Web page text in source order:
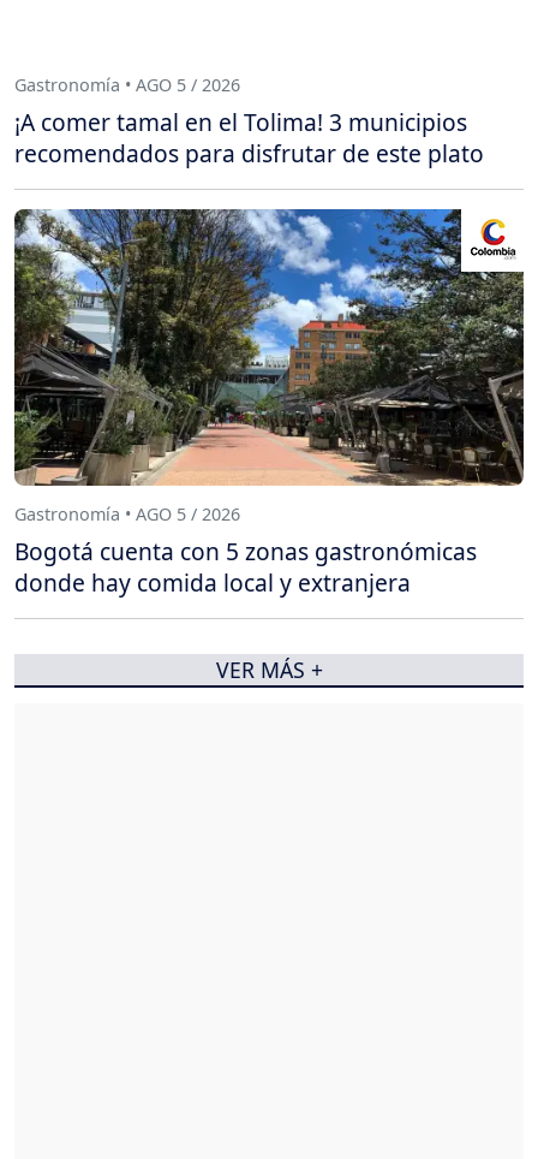
Gastronomía • AGO 5 / 2026
¡A comer tamal en el Tolima! 3 municipios
recomendados para disfrutar de este plato
Gastronomía • AGO 5 / 2026
Bogotá cuenta con 5 zonas gastronómicas
donde hay comida local y extranjera
VER MÁS +